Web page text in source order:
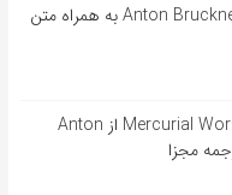
آهنگ آلمانی Zerrissen از Anton Bruckner به همراه متن
آهنگ آلمانی Mercurial Worst Case Band از Anton